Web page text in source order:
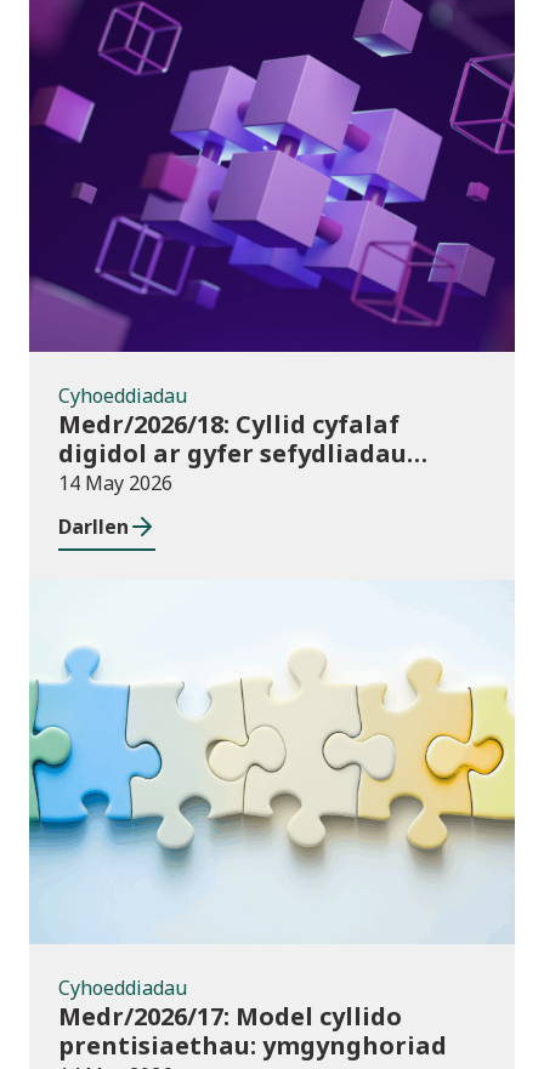
Cyhoeddiadau
Cyhoeddiadau
Medr/2026/18: Cyllid cyfalaf
digidol ar gyfer sefydliadau
addysg bellach yn 2026/27
14 May 2026
Darllen
Cyhoeddiadau
Cyhoeddiadau
Medr/2026/17: Model cyllido
prentisiaethau: ymgynghoriad